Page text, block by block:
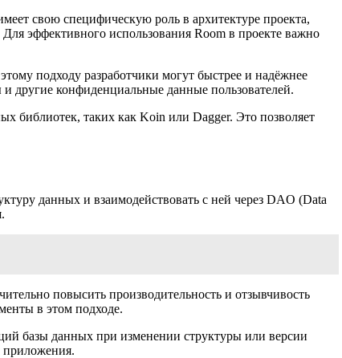
свою специфическую роль в архитектуре проекта,
эффективного использования Room в проекте важно
подходу разработчики могут быстрее и надёжнее
другие конфиденциальные данные пользователей.
библиотек, таких как Koin или Dagger. Это позволяет
данных и взаимодействовать с ней через DAO (Data
повысить производительность и отзывчивость
в этом подходе.
базы данных при изменении структуры или версии
приложения.